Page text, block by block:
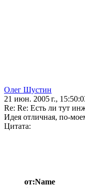
Олег Шустин
21 июн. 2005 г.,
Re: Re: Есть ли тут
Идея отличная, по-
Цитата:
от:Name